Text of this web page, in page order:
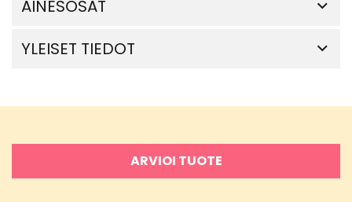
AINESOSAT
YLEISET TIEDOT
ARVIOI TUOTE